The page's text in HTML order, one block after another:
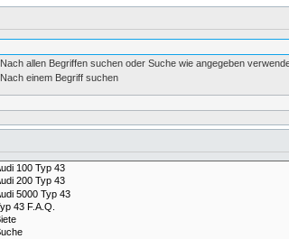
Nach allen Begriffen suchen oder Suche wie angegeben
Nach einem Begriff suchen